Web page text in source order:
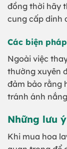
đồng thời hãy
cung cấp dinh
Các biện
Ngoài việc
thường xuyên
đảm bảo rằng
tránh ánh
Những lưu
Khi mua hoa